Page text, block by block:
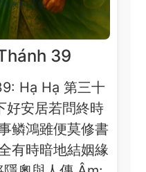
39
Hạ Hạ 第三十
好安居若問終時
鳞鴻雖便莫修書
有時暗地結姻緣